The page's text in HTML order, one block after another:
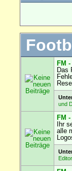
FM
Das
und
FM
Ihr
alle